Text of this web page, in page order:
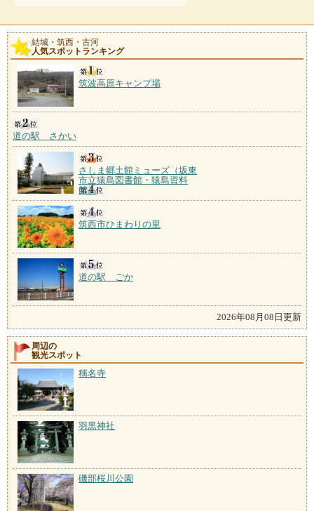
結城・筑西・古河
人気スポットランキング
筑波高原キャンプ場
道の駅 さかい
さしま郷土館ミューズ（坂東
市立猿島図書館・猿島資料
館）
筑西市ひまわりの里
道の駅 ごか
2026年08月08日更新
周辺の
観光スポット
稱名寺
羽黒神社
磯部桜川公園